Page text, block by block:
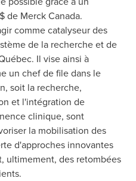
de Merck Canada.
comme catalyseur des
de la recherche et de
Il vise ainsi à
un chef de file dans le
soit la recherche,
et l'intégration de
clinique, sont
la mobilisation des
d'approches innovantes
ultimement, des retombées